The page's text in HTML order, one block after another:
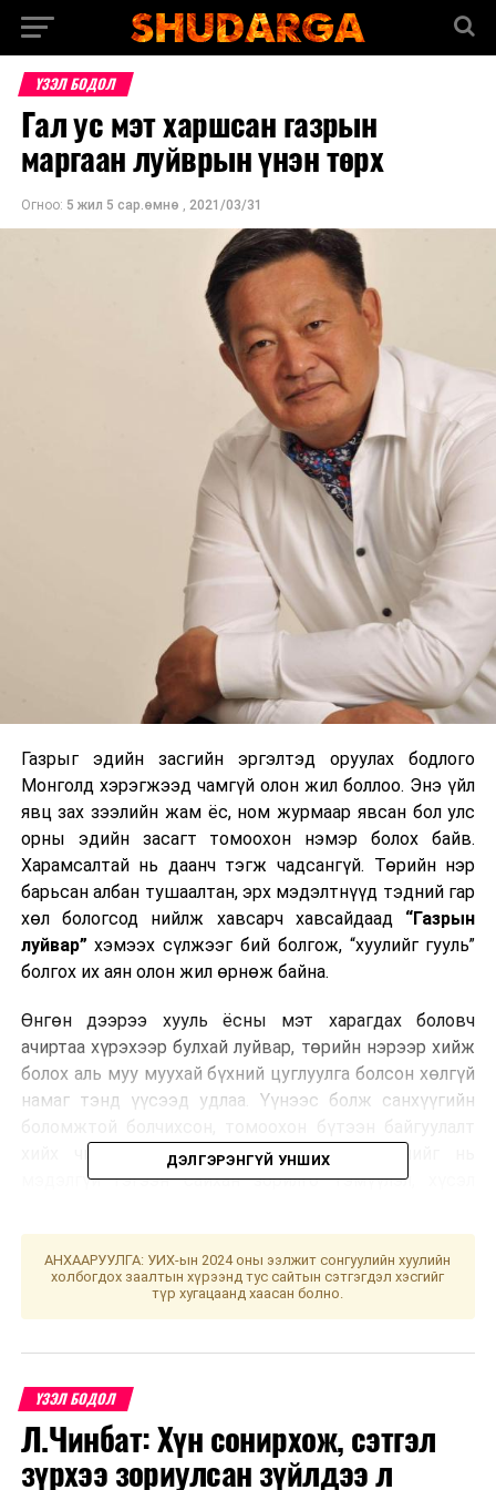
ҮЗЭЛ БОДОЛ
Гал ус мэт харшсан газрын
маргаан луйврын үнэн төрх
Огноо: 5 жил 5 сар.өмнө , 2021/03/31
Газрыг эдийн засгийн эргэлтэд оруулах бодлого
Монголд хэрэгжээд чамгүй олон жил боллоо. Энэ үйл
явц зах зээлийн жам ёс, ном журмаар явсан бол улс
орны эдийн засагт томоохон нэмэр болох байв.
Харамсалтай нь даанч тэгж чадсангүй. Төрийн нэр
барьсан албан тушаалтан, эрх мэдэлтнүүд тэдний гар
хөл бологсод нийлж хавсарч хавсайдаад “Газрын
луйвар” хэмээх сүлжээг бий болгож, “хуулийг гууль”
болгох их аян олон жил өрнөж байна.
Өнгөн дээрээ хууль ёсны мэт харагдах боловч
ачиртаа хүрэхээр булхай луйвар, төрийн нэрээр хийж
болох аль муу муухай бүхний цуглуулга болсон хөлгүй
намаг тэнд үүсээд удлаа. Үүнээс болж санхүүгийн
хийх чин хүсэлтэй шударга хүмүүс түүнийг нь
мэдэлгүй гэгээн сайхан зорилго тэмүүлэл, хүсэл
шатаалгаж, үгүйдээ л хуйхлуулж хохирсон нь дэндүү
олон. Үнэхээр эмгэнэлтэй.
Хуулийн дагуу олгогдсон газар эзэмшлийн
Түүний нэг бодит жишээ нь орон сууц, үйлчилгээний
цогцолбор барих 25.0 га газрыг 3,3 тэрбум төгрөгөөр
худалдаж аваад өнөөдрийг хүртэл 10 гаруй жил
хохирч яваа “Богд-Асар” ХХК юм.
ДЭЛГЭРЭНГҮЙ УНШИХ
АНХААРУУЛГА: УИХ-ын 2024 оны ээлжит сонгуулийн хуулийн
холбогдох заалтын хүрээнд тус сайтын сэтгэгдэл хэсгийг
түр хугацаанд хаасан болно.
ҮЗЭЛ БОДОЛ
Л.Чинбат: Хүн сонирхож, сэтгэл
зүрхээ зориулсан зүйлдээ л